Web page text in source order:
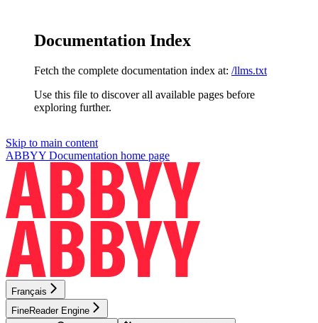
Documentation Index
Fetch the complete documentation index at: /llms.txt
Use this file to discover all available pages before
exploring further.
Skip to main content
ABBYY Documentation home page
Français
FineReader Engine